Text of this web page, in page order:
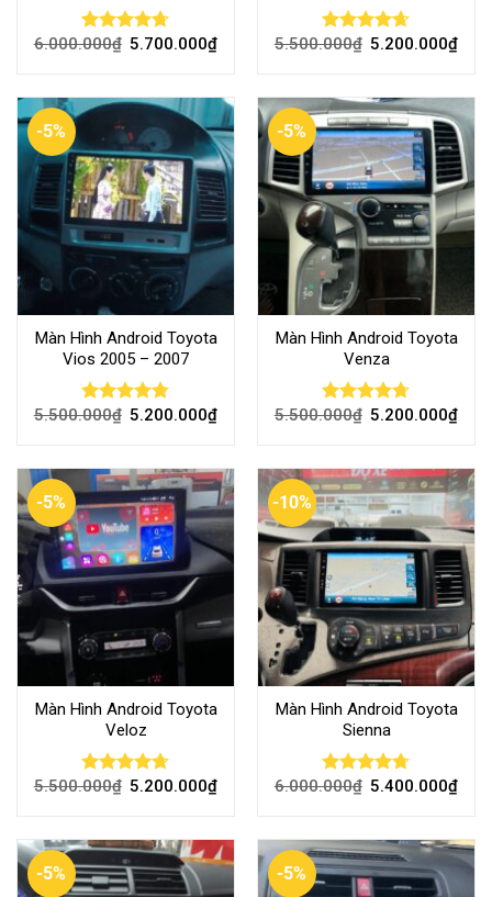
Rated4.69
6.000.000₫ 5.700.000₫ Rated4.63
5.500.000₫ 5.200.000₫
-5%
Màn Hình Android Toyota
Vios 2005 – 2007
Rated4.78
5.500.000₫ 5.200.000₫
-5%
Màn Hình Android Toyota
Venza
Rated4.69
5.500.000₫ 5.200.000₫
-5%
Màn Hình Android Toyota
Veloz
Rated4.67
5.500.000₫ 5.200.000₫
-10%
Màn Hình Android Toyota
Sienna
Rated4.67
6.000.000₫ 5.400.000₫
-5% -5%